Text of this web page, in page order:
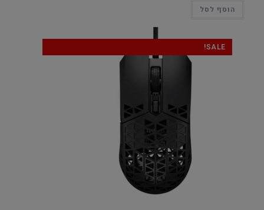
הוסף לסל
SALE!